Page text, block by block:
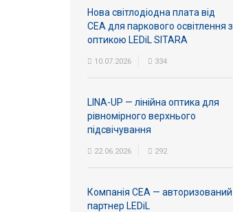
Нова світлодіодна плата від
СЕА для паркового освітлення з
оптикою LEDiL SITARA
10.07.2026 334
LINA-UP — лінійна оптика для
рівномірного верхнього
підсвічування
22.06.2026 292
Компанія СЕА — авторизований
партнер LEDiL